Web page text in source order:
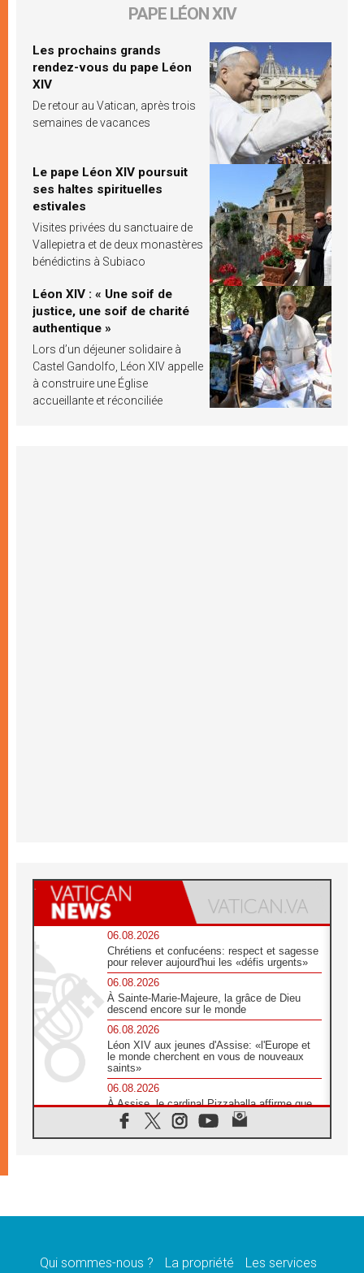
PAPE LÉON XIV
Les prochains grands
rendez-vous du pape Léon
XIV
De retour au Vatican, après trois
semaines de vacances
Le pape Léon XIV poursuit
ses haltes spirituelles
estivales
Visites privées du sanctuaire de
Vallepietra et de deux monastères
bénédictins à Subiaco
Léon XIV : « Une soif de
justice, une soif de charité
authentique »
Lors d’un déjeuner solidaire à
Castel Gandolfo, Léon XIV appelle
à construire une Église
accueillante et réconciliée
06.08.2026
Chrétiens et confucéens: respect et sagesse
pour relever aujourd'hui les «défis urgents»
06.08.2026
À Sainte-Marie-Majeure, la grâce de Dieu
descend encore sur le monde
06.08.2026
Léon XIV aux jeunes d'Assise: «l'Europe et
le monde cherchent en vous de nouveaux
saints»
06.08.2026
À Assise, le cardinal Pizzaballa affirme que
«les chrétiens veulent la paix»
06.08.2026
message de paix et de dignité humaine»
Qui sommes-nous ? La propriété Les services